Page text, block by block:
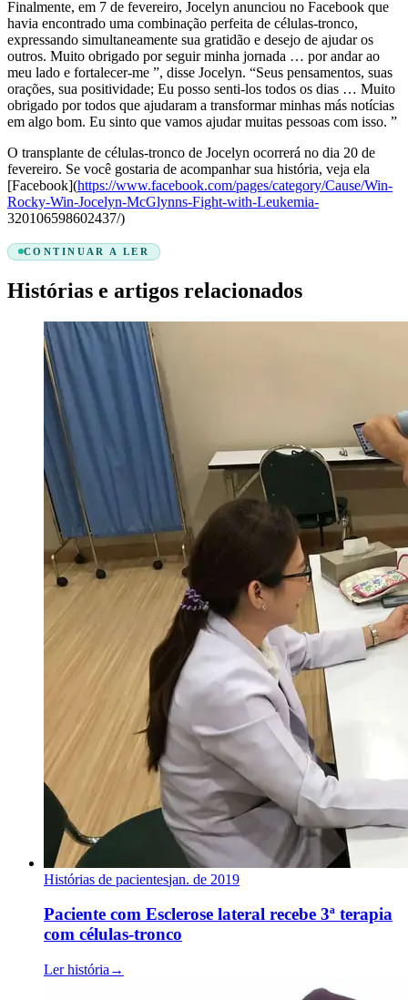
Finalmente, em 7 de fevereiro, Jocelyn anunciou no Facebook que
havia encontrado uma combinação perfeita de células-tronco,
expressando simultaneamente sua gratidão e desejo de ajudar os
outros. Muito obrigado por seguir minha jornada … por andar ao
meu lado e fortalecer-me ”, disse Jocelyn. “Seus pensamentos, suas
orações, sua positividade; Eu posso senti-los todos os dias … Muito
obrigado por todos que ajudaram a transformar minhas más notícias
em algo bom. Eu sinto que vamos ajudar muitas pessoas com isso. ”
O transplante de células-tronco de Jocelyn ocorrerá no dia 20 de
fevereiro. Se você gostaria de acompanhar sua história, veja ela
[Facebook](https://www.facebook.com/pages/category/Cause/Win-
Rocky-Win-Jocelyn-McGlynns-Fight-with-Leukemia-
320106598602437/)
CONTINUAR A LER
Histórias e artigos relacionados
Histórias de pacientesjan. de 2019
Paciente com Esclerose lateral recebe 3ª terapia
com células-tronco
Ler história →